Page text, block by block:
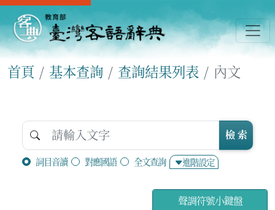
首頁 基本查詢 查詢結果列表 內文
詞目音讀 對應國語 全文查詢 進階設定
檢 索
聲調符號小鍵盤